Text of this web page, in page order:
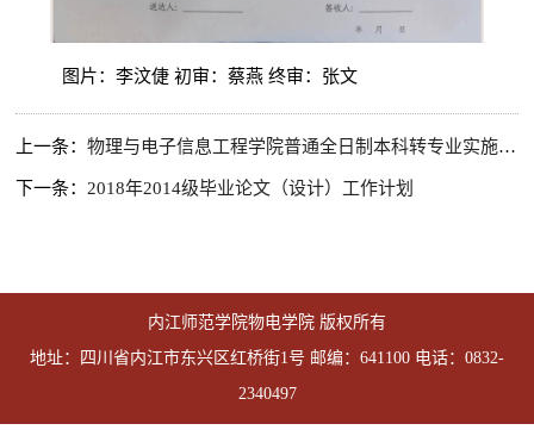
图片：李汶倢 初审：蔡燕 终审：张文
上一条：物理与电子信息工程学院普通全日制本科转专业实施细则
下一条： 2018年2014级毕业论文（设计）工作计划
内江师范学院物电学院 版权所有
地址：四川省内江市东兴区红桥街1号 邮编：641100 电话：0832-
2340497